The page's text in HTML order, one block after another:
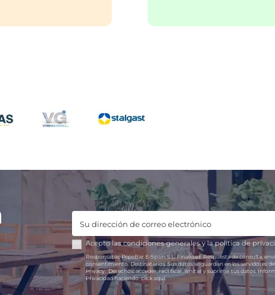
Acepto lascondiciones generalesy lapolítica de
Responsable:PepeBar E-Spain S.L.Finalidad:Respuesta de consulta,
consentimiento.Destinatarios:Sus datos se guardan en los servidores
Privacy.Derechos:acceder, rectificar, limitar y suprimir tus datos.
Privacidad haciendoclick aquí.